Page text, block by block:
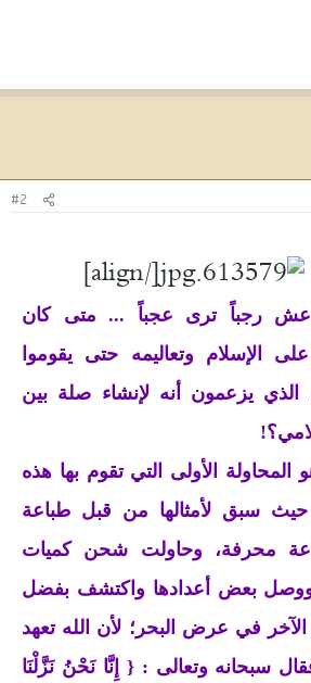
#2
[/align]
عش رجباً ترى عجباً ... متى كان
الإسلام وتعاليمه حتى يقوموا
يزعمون أنه لإنشاء صلة بين
المحاولة الأولى التي تقوم بها هذه
حيث سبق لأمثالها من قبل طباعة
محرفة، وحاولت شحن كميات
ووصل بعض أعدادها واكتشف بفضل
في عرض البحر؛ لأن الله تعهد
سبحانه وتعالى : { إِنَّا نَحْنُ نَزَّلْنَا